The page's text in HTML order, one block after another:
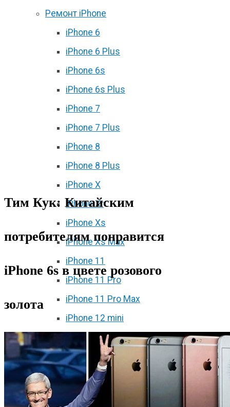
Ремонт iPhone
iPhone 6
iPhone 6 Plus
iPhone 6s
iPhone 6s Plus
iPhone 7
iPhone 7 Plus
iPhone 8
iPhone 8 Plus
iPhone X
iPhone Xr
iPhone Xs
iPhone Xs Max
iPhone 11
iPhone 11 Pro
iPhone 11 Pro Max
iPhone 12 mini
iPhone 12
iPhone 12 Pro
iPhone 12 Pro Max
Ремонт iPad
Тим Кук: Китайским
потребителям понравится
iPhone 6s в цвете розового
золота